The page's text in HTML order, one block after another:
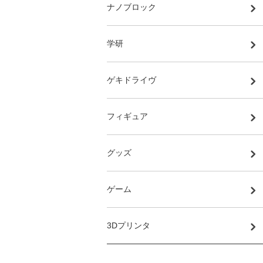
ナノブロック
学研
ゲキドライヴ
フィギュア
グッズ
ゲーム
3Dプリンタ